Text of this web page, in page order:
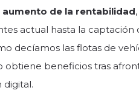
aumento de la rentabilidad
actual hasta la captación
decíamos las flotas de
obtiene beneficios tras
digital.